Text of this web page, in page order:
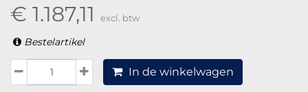
€ 1.187,11 excl. btw
Bestelartikel
In de winkelwagen